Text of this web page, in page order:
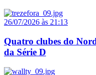
26/07/2026 às 21:13
Quatro clubes do
da Série D